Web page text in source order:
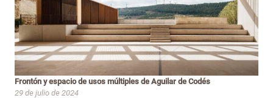
Frontón y espacio de usos múltiples de Aguilar de Codés
29 de julio de 2024